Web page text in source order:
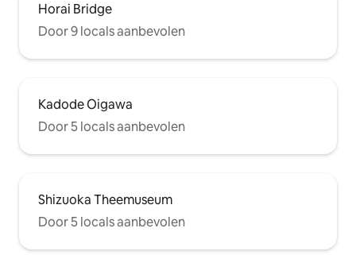
Horai Bridge
Door 9 locals aanbevolen
Kadode Oigawa
Door 5 locals aanbevolen
Shizuoka Theemuseum
Door 5 locals aanbevolen